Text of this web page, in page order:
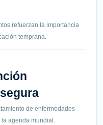
refuerzan la importancia
temprana.
de enfermedades
agenda mundial.